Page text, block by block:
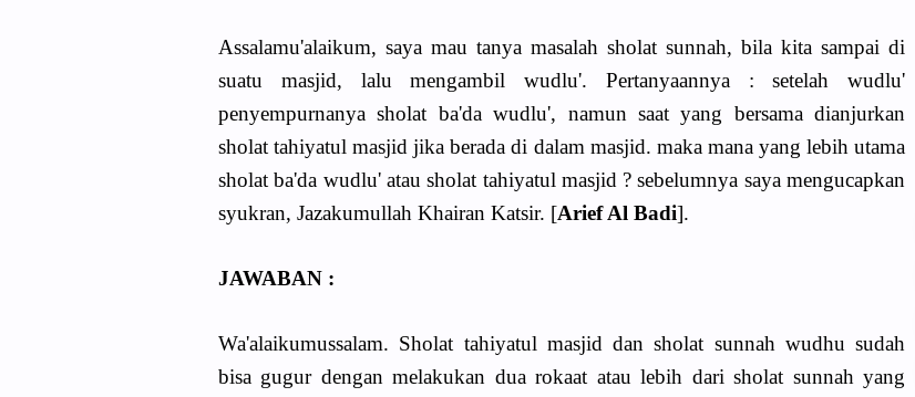
Assalamu'alaikum, saya mau tanya masalah sholat sunnah, bila kita sampai di
suatu masjid, lalu mengambil wudlu'. Pertanyaannya : setelah wudlu'
penyempurnanya sholat ba'da wudlu', namun saat yang bersama dianjurkan
sholat tahiyatul masjid jika berada di dalam masjid. maka mana yang lebih utama
sholat ba'da wudlu' atau sholat tahiyatul masjid ? sebelumnya saya mengucapkan
syukran, Jazakumullah Khairan Katsir. [Arief Al Badi].
JAWABAN :
Wa'alaikumussalam. Sholat tahiyatul masjid dan sholat sunnah wudhu sudah
bisa gugur dengan melakukan dua rokaat atau lebih dari sholat sunnah yang